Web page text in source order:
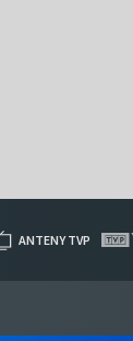
ANTENY TVP